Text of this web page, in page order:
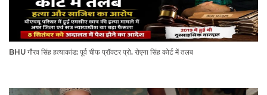
BHU गौरव सिंह हत्याकांड: पूर्व चीफ प्रॉक्टर प्रो. रोएना सिंह कोर्ट में तलब